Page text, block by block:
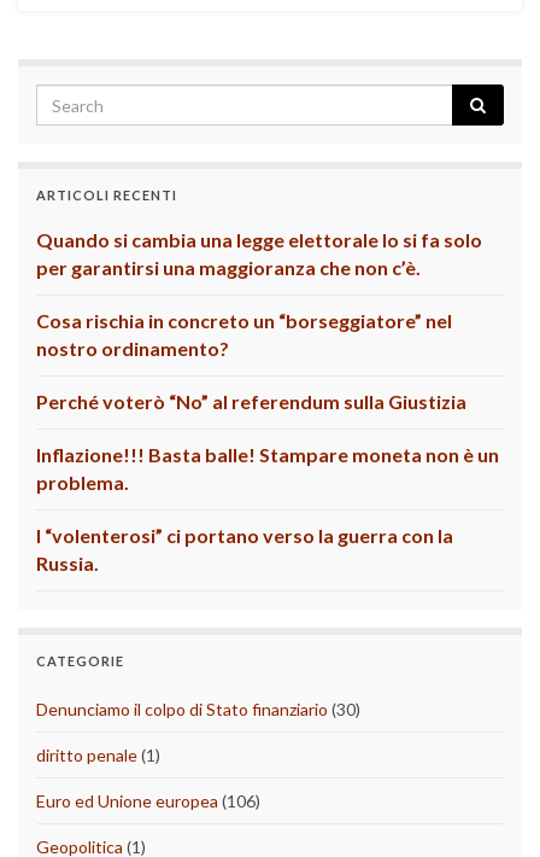
ARTICOLI RECENTI
Quando si cambia una legge elettorale lo si fa solo
per garantirsi una maggioranza che non c’è.
Cosa rischia in concreto un “borseggiatore” nel
nostro ordinamento?
Perché voterò “No” al referendum sulla Giustizia
Inflazione!!! Basta balle! Stampare moneta non è un
problema.
I “volenterosi” ci portano verso la guerra con la
Russia.
CATEGORIE
Denunciamo il colpo di Stato finanziario (30)
diritto penale(1)
Euro ed Unione europea (106)
Geopolitica (1)